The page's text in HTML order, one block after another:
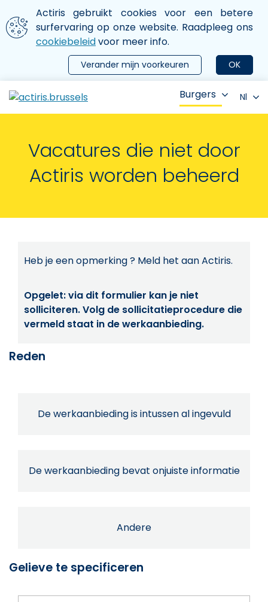
Aller au contenu principal
We gebruiken cookies
Actiris gebruikt cookies voor een betere
surfervaring op onze website. Raadpleeg ons
cookiebeleidvoor meer info.
OK
Verander mijn voorkeuren
le menu
Burgers Nl
Vacatures die niet door
Actiris worden beheerd
Heb je een opmerking ? Meld het aan Actiris.
Opgelet: via dit formulier kan je niet
solliciteren. Volg de sollicitatieprocedure die
vermeld staat in de werkaanbieding.
Reden
De werkaanbieding is intussen al ingevuld
De werkaanbieding bevat onjuiste informatie
Andere
Gelieve te specificeren